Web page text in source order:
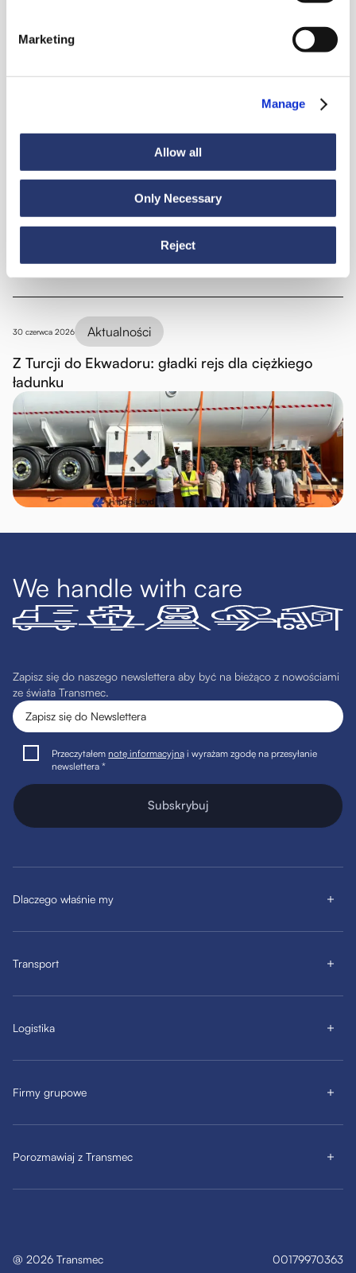
Marketing
Manage
Allow all
Only Necessary
Reject
Zobacz wszystkie wiadomości
98 ton stali z Włoch do Indii
30 czerwca 2026 Aktualności
Z Turcji do Ekwadoru: gładki rejs dla ciężkiego
ładunku
We handle with care
Zapisz się do naszego newslettera aby być na bieżąco z nowościami
ze świata Transmec.
Przeczytałemnotę informacyjną i wyrażam zgodę na przesyłanie
newslettera *
Subskrybuj
Dlaczego właśnie my
Transport
Logistika
Firmy grupowe
Porozmawiaj z Transmec
@ 2026 Transmec 00179970363